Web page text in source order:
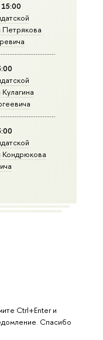
Петрякова
Кондрюкова
Ctrl+Enter и
Спасибо